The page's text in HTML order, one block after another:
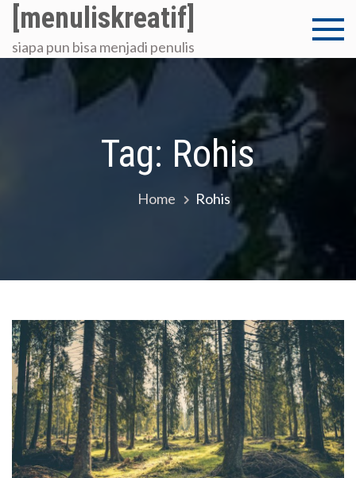
Skip
content
[menuliskreatif]
siapa pun bisa menjadi penulis
Tag: Rohis
Home Rohis